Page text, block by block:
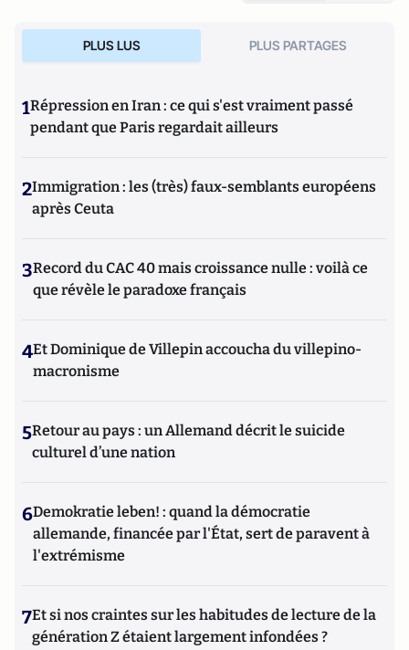
PLUS LUS PLUS PARTAGES
1Répression en Iran : ce qui s'est vraiment passé
pendant que Paris regardait ailleurs
2Immigration : les (très) faux-semblants européens
après Ceuta
3Record du CAC 40 mais croissance nulle : voilà ce
que révèle le paradoxe français
4Et Dominique de Villepin accoucha du villepino-
macronisme
5Retour au pays : un Allemand décrit le suicide
culturel d’une nation
6Demokratie leben! : quand la démocratie
allemande, financée par l'État, sert de paravent à
l'extrémisme
7Et si nos craintes sur les habitudes de lecture de la
génération Z étaient largement infondées ?